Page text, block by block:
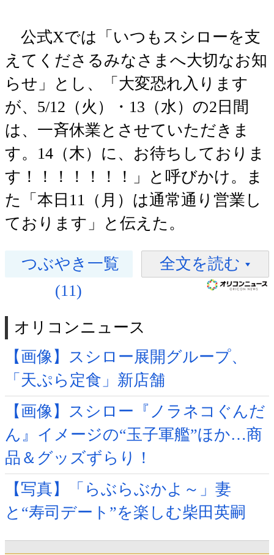
公式Xでは「いつもスシローを支
えてくださるみなさまへ大切なお知
らせ」とし、「大変恐れ入ります
が、5/12（火）・13（水）の2日間
は、一斉休業とさせていただきま
す。14（木）に、お待ちしておりま
す！！！！！！！」と呼びかけ。ま
た「本日11（月）は通常通り営業し
ております」と伝えた。
つぶやき一覧
(11)
全文を読む
オリコンニュース
【画像】スシロー展開グループ、
「天ぷら定食」新店舗
【画像】スシロー『ノラネコぐんだ
ん』イメージの“玉子軍艦”ほか…商
品＆グッズずらり！
【写真】「らぶらぶかよ～」妻
と“寿司デート”を楽しむ柴田英嗣